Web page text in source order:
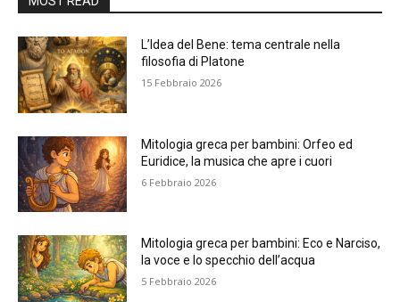
L’Idea del Bene: tema centrale nella
filosofia di Platone
15 Febbraio 2026
Mitologia greca per bambini: Orfeo ed
Euridice, la musica che apre i cuori
6 Febbraio 2026
Mitologia greca per bambini: Eco e Narciso,
la voce e lo specchio dell’acqua
5 Febbraio 2026